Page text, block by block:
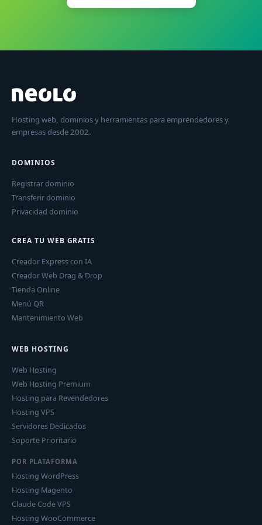
Hosting web, dominios y herramientas para emprendedores y
empresas desde 2002.
DOMINIOS
Registrar dominio
Transferir dominio
Privacidad dominio
CREA TU WEB GRATIS
Creador Express con IA
Creador Web Drag & Drop
Tienda Online
Menú QR
Mantenimiento Web
WEB HOSTING
Web Hosting
Web Hosting Premium
Hosting para Revendedores
Hosting VPS
Servidores Dedicados
Soporte Prioritario
POR PLATAFORMA
Hosting WordPress
Hosting Magento
Claude Code VPS
Hosting WooCommerce